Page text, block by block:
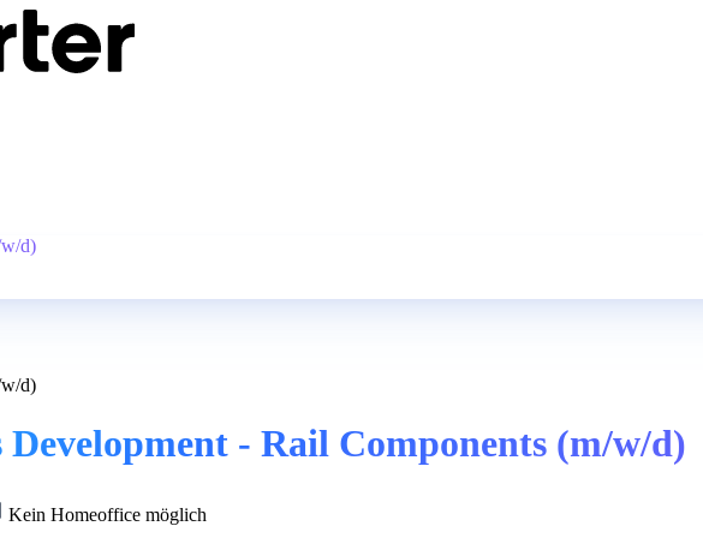
d)
d)
- Rail Components (m/w/d)
Kein Homeoffice möglich